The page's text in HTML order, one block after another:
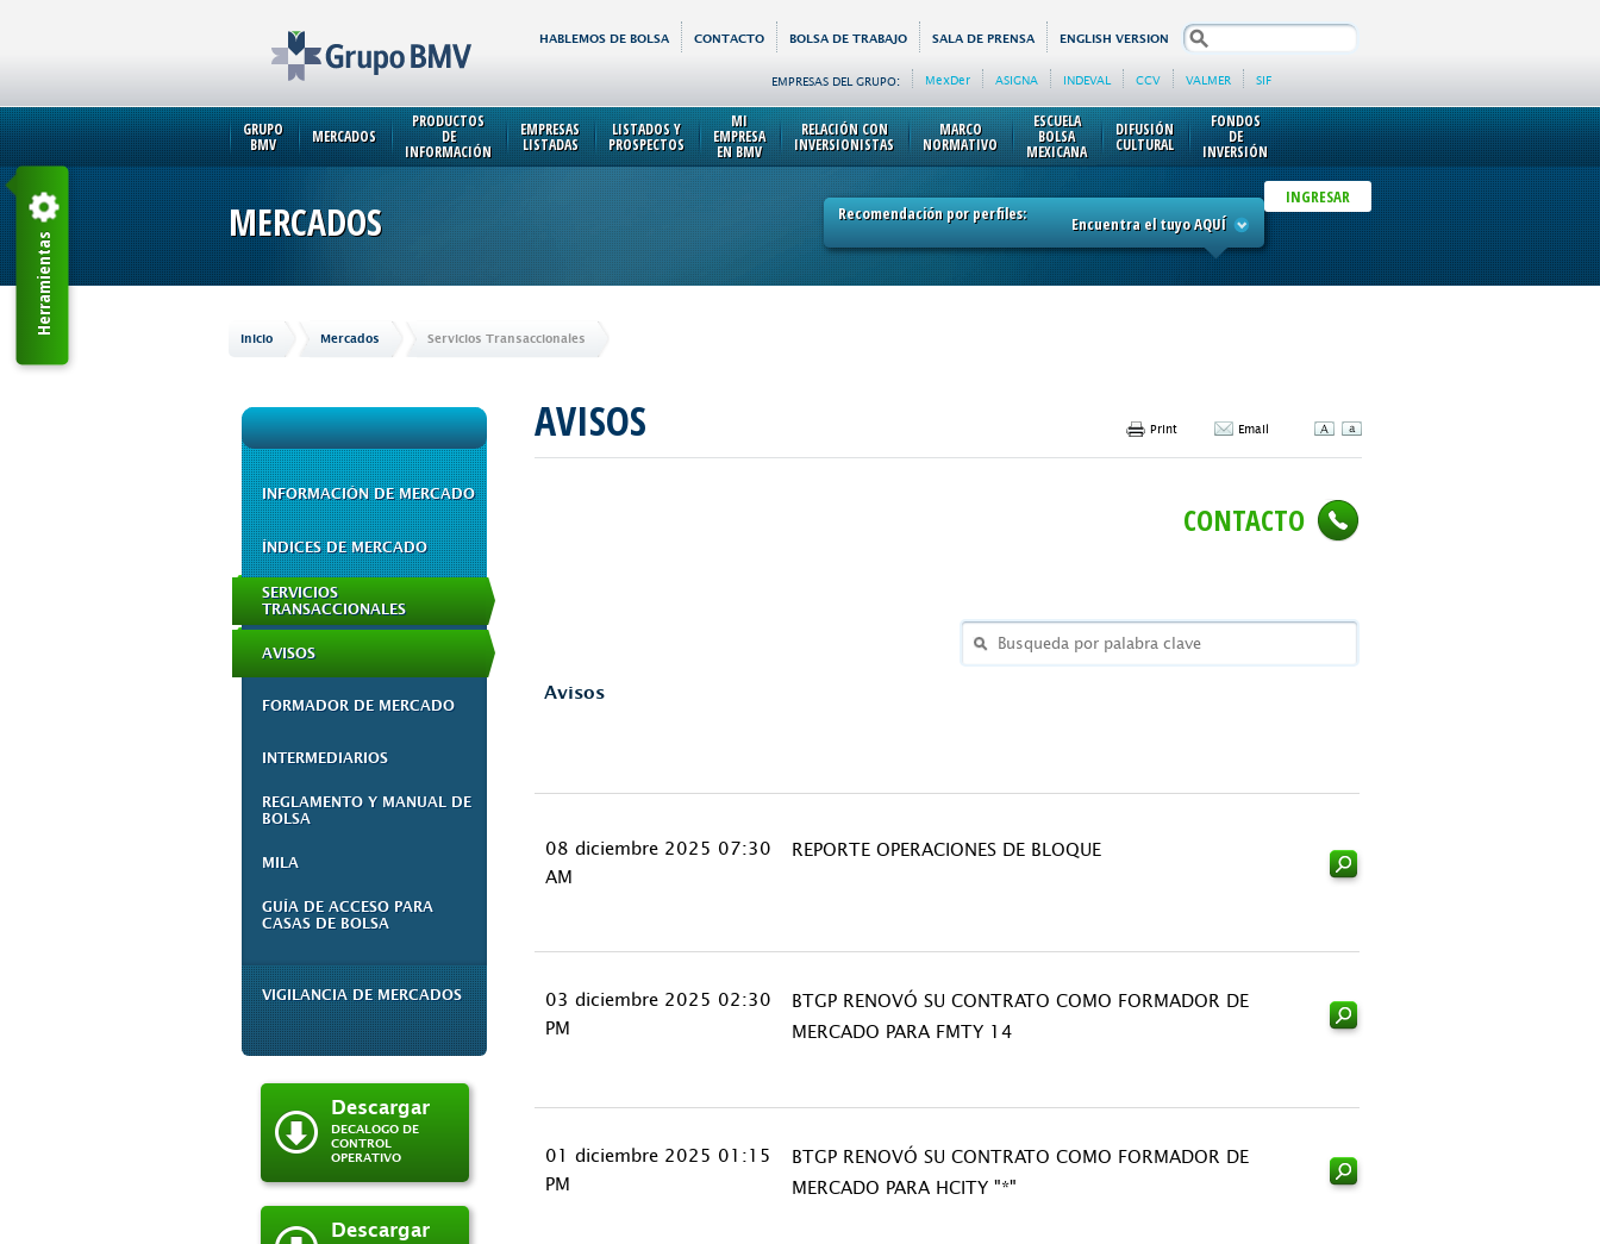
HABLEMOS DE BOLSA CONTACTO BOLSA DE TRABAJO SALA DE PRENSA ENGLISH VERSION search
EMPRESAS DEL GRUPO: MexDer ASIGNA INDEVAL CCV VALMER SIF
GRUPO
BMV MERCADOS
PRODUCTOS
DE
INFORMACIÓN
EMPRESAS
LISTADAS
LISTADOS Y
PROSPECTOS
MI
EMPRESA
EN BMV
RELACIÓN CON
INVERSIONISTAS
MARCO
NORMATIVO
ESCUELA
BOLSA
MEXICANA
DIFUSIÓN
CULTURAL
FONDOS
DE
INVERSIÓN
INGRESAR
MERCADOS Recomendación por perfiles: Encuentra el tuyo AQUÍ
Inicio Mercados Servicios Transaccionales
INFORMACIÓN DE MERCADO
ÍNDICES DE MERCADO
SERVICIOS
TRANSACCIONALES
AVISOS
FORMADOR DE MERCADO
INTERMEDIARIOS
REGLAMENTO Y MANUAL DE
BOLSA
MILA
GUÍA DE ACCESO PARA
CASAS DE BOLSA
VIGILANCIA DE MERCADOS
Descargar
DECALOGO DE
CONTROL
OPERATIVO
Descargar
AVISOS Print Email
CONTACTO
Avisos
08 diciembre 2025 07:30
AM
REPORTE OPERACIONES DE BLOQUE
03 diciembre 2025 02:30
PM
BTGP RENOVÓ SU CONTRATO COMO FORMADOR DE
MERCADO PARA FMTY 14
01 diciembre 2025 01:15
PM
BTGP RENOVÓ SU CONTRATO COMO FORMADOR DE
MERCADO PARA HCITY "*"
Herramientas